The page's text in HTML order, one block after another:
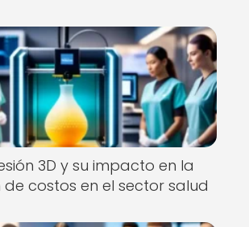
3D y su impacto en la
costos en el sector salud